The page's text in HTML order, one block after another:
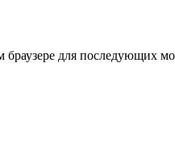
браузере для последующих